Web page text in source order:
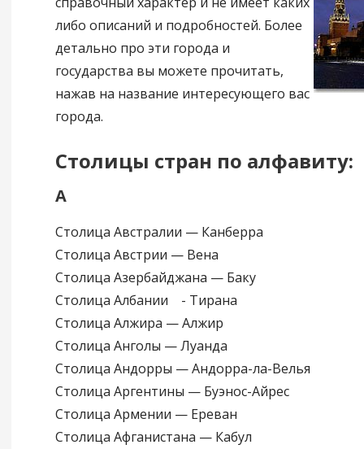
либо описаний и подробностей. Более
детально про эти города и
государства вы можете прочитать,
нажав на название интересующего вас
города.
Столицы стран по алфавиту:
А
Столица Австралии — Канберра
Столица Австрии — Вена
Столица Азербайджана — Баку
Столица Албании - Тирана
Столица Алжира — Алжир
Столица Анголы — Луанда
Столица Андорры — Андорра-ла-Велья
Столица Аргентины — Буэнос-Айрес
Столица Армении — Ереван
Столица Афганистана — Кабул